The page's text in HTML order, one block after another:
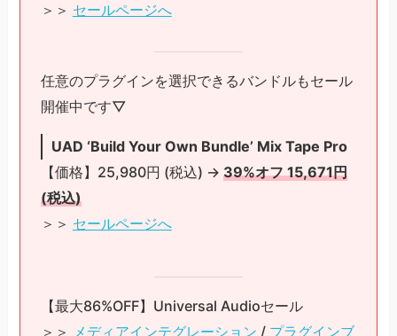
＞＞ セールページへ
任意のプラグインを選択できるバンドルもセール
開催中です▽
UAD ‘Build Your Own Bundle’ Mix Tape Pro
【価格】25,980円 (税込) → 39%オフ 15,671円
(税込)
＞＞ セールページへ
【最大86%OFF】Universal Audioセール
＞＞ メディアインテグレーション / プラグインブ